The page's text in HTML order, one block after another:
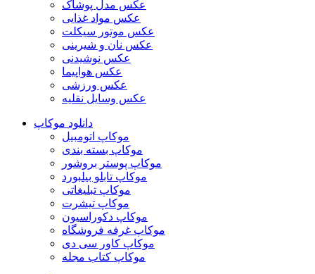
عکس مدل پوشاک
عکس مواد غذایی
عکس موتور سیکلت
عکس نان و شیرینی
عکس نوشیدنی
عکس هواپیما
عکس ورزشی
عکس وسایل نقلیه
دانلود موکاپ
موکاپ اتومبیل
موکاپ بسته بندی
موکاپ پوستر بروشور
موکاپ تابلو بیلبورد
موکاپ تبلیغاتی
موکاپ تیشرت
موکاپ دکوراسیون
موکاپ غرفه فروشگاه
موکاپ کاور سی دی
موکاپ کتاب مجله